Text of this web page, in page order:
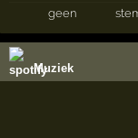
geen
Muziek